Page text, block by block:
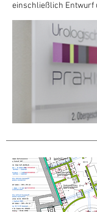
einschließlich Entwurf